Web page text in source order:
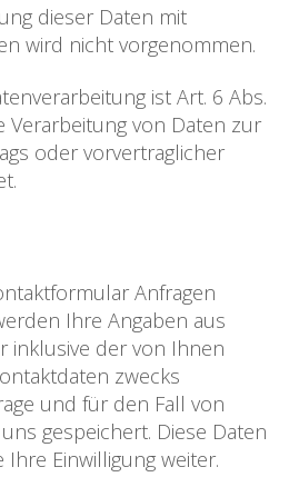
dieser Daten mit
wird nicht vorgenommen.
ist Art. 6 Abs.
Verarbeitung von Daten zur
oder vorvertraglicher
Anfragen
Ihre Angaben aus
inklusive der von Ihnen
zwecks
und für den Fall von
gespeichert. Diese Daten
Einwilligung weiter.